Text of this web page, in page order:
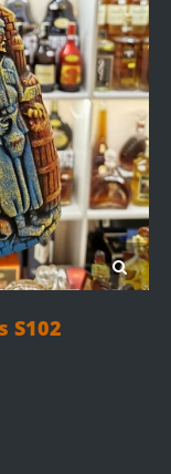
S102